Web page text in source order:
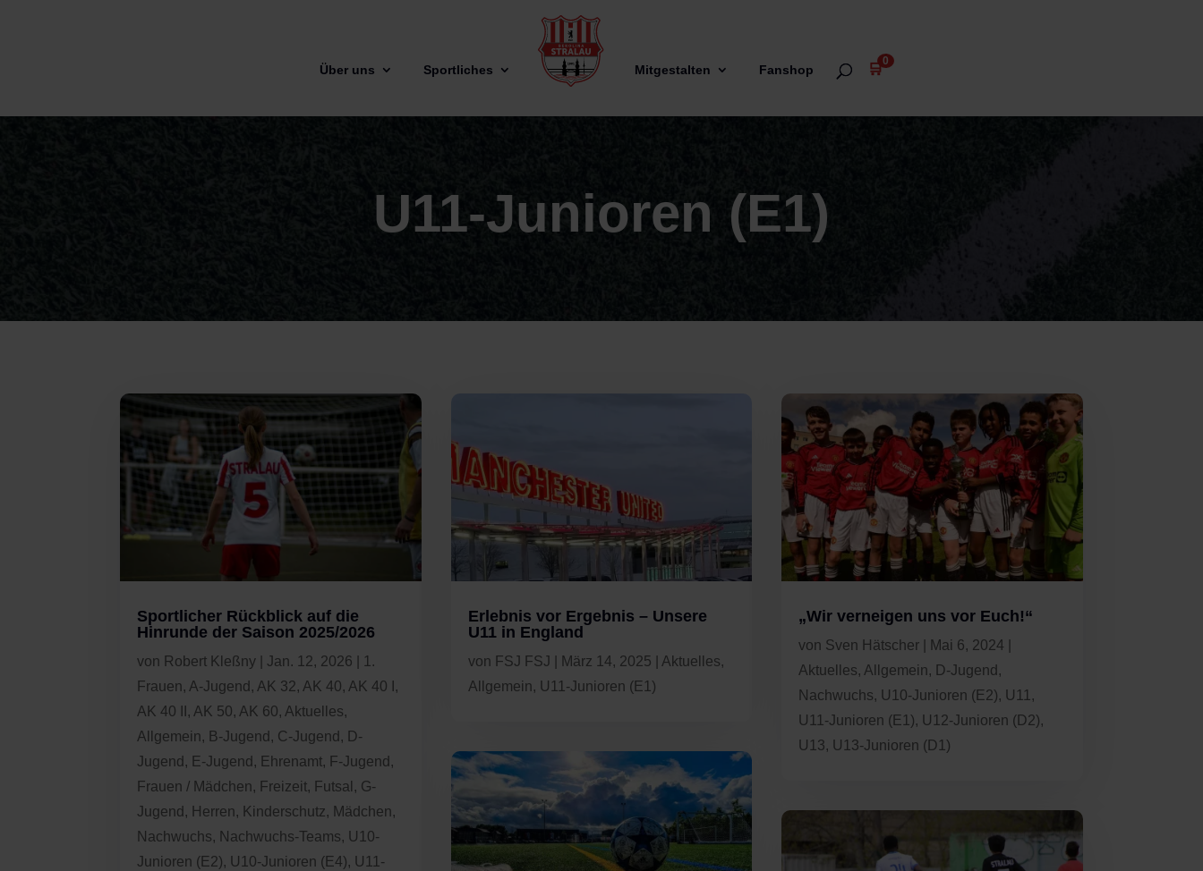
Über uns Sportliches Mitgestalten Fanshop 🛒0
U11-Junioren (E1)
Sportlicher Rückblick auf die
Hinrunde der Saison 2025/2026
von Robert Kleßny Jan. 12, 2026
1.
Frauen,A-Jugend ,AK 32,AK 40,AK 40 I ,
AK 40 II ,AK 50,AK 60,Aktuelles,
Allgemein, B-Jugend , C-Jugend , D-
Jugend , E-Jugend , Ehrenamt, F-Jugend ,
Frauen / Mädchen, Freizeit, Futsal , G-
Jugend , Herren, Kinderschutz, Mädchen,
Nachwuchs, Nachwuchs-Teams, U10-
Junioren (E2), U10-Junioren (E4), U11-
Erlebnis vor Ergebnis – Unsere
U11 in England
von FSJ FSJ März 14, 2025 Aktuelles,
Allgemein, U11-Junioren (E1)
„Wir verneigen uns vor Euch!“
von Sven Hätscher| Mai 6, 2024
Aktuelles, Allgemein, D-Jugend ,
Nachwuchs, U10-Junioren (E2), U11,
U11-Junioren (E1), U12-Junioren (D2),
U13, U13-Junioren (D1)